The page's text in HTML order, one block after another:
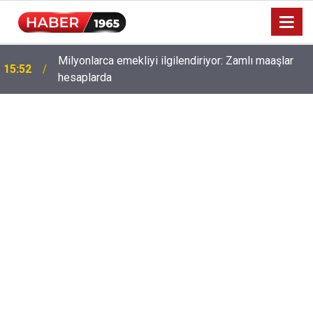
15:52
Milyonlarca emekliyi ilgilendiriyor: Zamlı maaşlar
hesaplarda